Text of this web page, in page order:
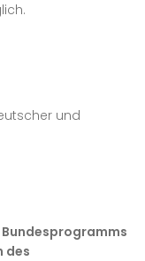
und
des